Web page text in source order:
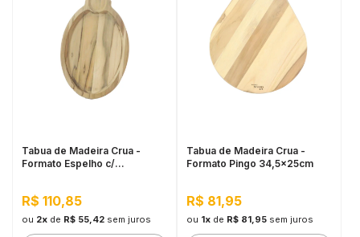
Tabua de Madeira Crua -
Formato Espelho c/
R$ 110,85
ou 2xde R$ 55,42 sem juros
Tabua de Madeira Crua -
Formato Pingo 34,5x25cm
R$ 81,95
ou 1xde R$ 81,95 sem juros